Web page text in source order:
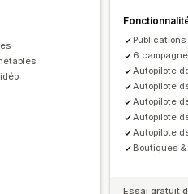
des conversions
UTM Source de trafic
6
Autopilote
Autopilote
Autopilote
Autopilote
Autopilote
Boutiques
Essai gratuit